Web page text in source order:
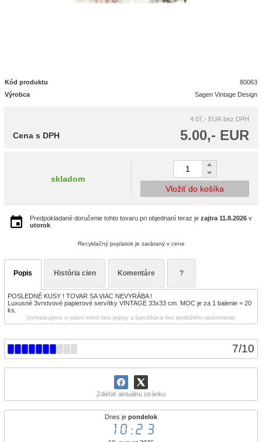
7/10
Zdieľať aktuálnu stránku
Dnes je pondelok
10:23
Kód produktu
80063
Výrobca
Sagen Vintage Design
4.07,- EUR bez DPH
5.00,- EUR
Cena s DPH
skladom
Vložiť do košíka
Predpokladané doručenie tohto tovaru pri objednaní teraz je zajtra 11.8.2026 v
utorok
Recyklačný poplatok je zarátaný v cene
Popis História cien Komentáre ?
POSLEDNÉ KUSY ! TOVAR SA VIAC NEVYRÁBA !
Luxusné 3vrstvové papierové servítky VINTAGE 33x33 cm. MOC je za 1 balenie = 20
ks.
(vyhradzujeme si právo meniť tieto popisy a špecifikácie bez predošlého upozornenia)